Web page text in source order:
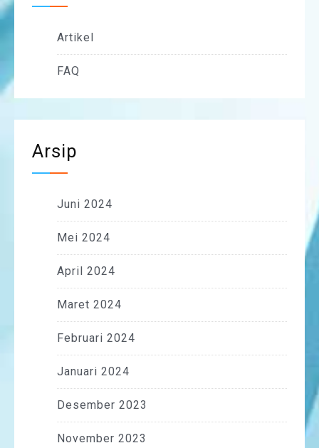
Artikel
FAQ
Arsip
Juni 2024
Mei 2024
April 2024
Maret 2024
Februari 2024
Januari 2024
Desember 2023
November 2023